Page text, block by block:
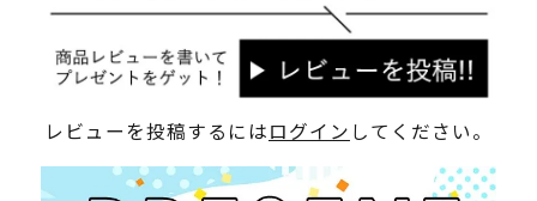
レビューを投稿するにはログイン してください。